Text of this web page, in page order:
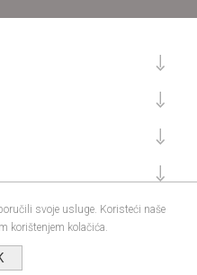
Templates.com
svoje usluge. Koristeći naše
korištenjem kolačića.